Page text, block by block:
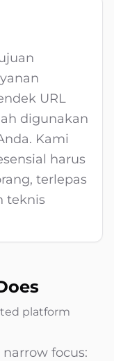
URL
digunakan
Kami
harus
terlepas
teknis
platform
focus: